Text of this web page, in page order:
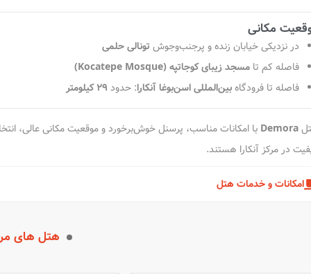
مکانی
در نزدیکی خیابان زنده و پرجنب‌وجوش تونالی حلمی
فاصله کم تا مسجد زیبای کوجاتپه (Kocatepe Mosque)
فاصله تا فرودگاهبین‌المللی اسن‌بوغا آنکارا: حدود ۲۹ کیلومتر
Demora با امکانات مناسب، پرسنل خوش‌برخورد و موقعیت مکانی عالی،
در مرکز آنکارا هستند.
امکانات و خدمات هتل
هتل های